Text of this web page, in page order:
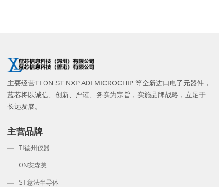
主要经营TI ON ST NXP ADI MICROCHIP 等全新进口电子元器件，
蓝芯将以诚信、创新、严谨、务实为宗旨，实施品牌战略，立足于
长远发展。
主营品牌
TI德州仪器
ON安森美
ST意法半导体